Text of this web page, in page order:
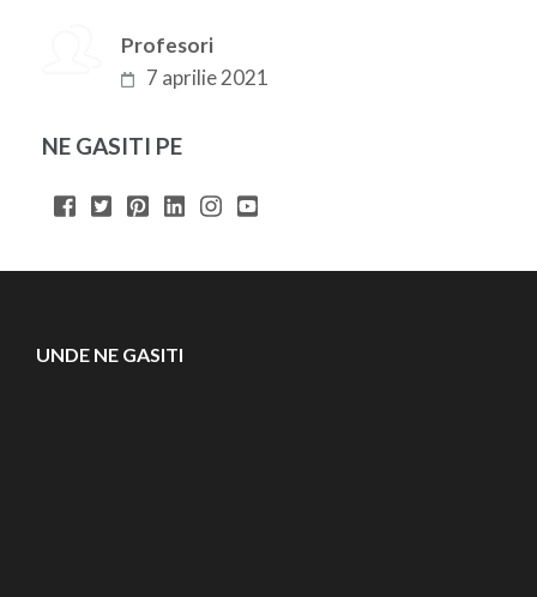
Profesori
7 aprilie 2021
NE GASITI PE
UNDE NE GASITI